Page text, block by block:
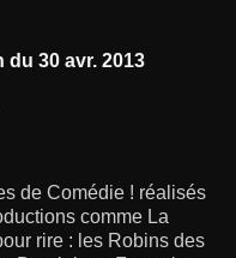
du 30 avr. 2013
de Comédie ! réalisés
comme La
rire : les Robins des